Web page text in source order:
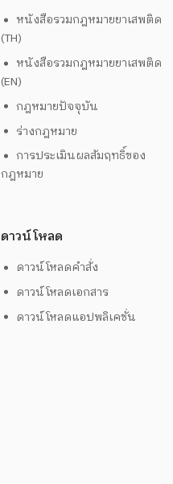
หนังสือรวมกฎหมายยาเสพติด
(TH)
หนังสือรวมกฎหมายยาเสพติด
(EN)
กฎหมายปัจจุบัน
ร่างกฎหมาย
การประเมินผลสัมฤทธิ์ของ
กฎหมาย
ดาวน์โหลด
ดาวน์โหลดคำสั่ง
ดาวน์โหลดเอกสาร
ดาวน์โหลดแอปพลิเคชั่น